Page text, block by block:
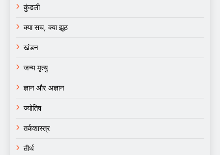
कुंडली
क्या सच, क्या झूठ
खंडन
जन्म मृत्यु
ज्ञान और अज्ञान
ज्योतिष
तर्कशास्त्र
तीर्थ